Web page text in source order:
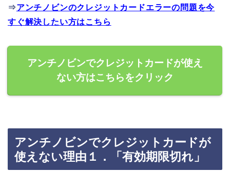
⇒アンチノビンのクレジットカードエラーの問題を今
すぐ解決したい方はこちら
アンチノビンでクレジットカードが使え
ない方はこちらをクリック
アンチノビンでクレジットカードが
使えない理由１．「有効期限切れ」